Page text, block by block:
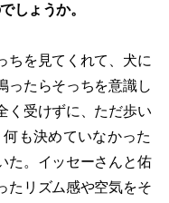
しょうか。
ちを見てくれて、犬に
ったらそっちを意識し
く受けずに、ただ歩い
も決めていなかった
た。イッセーさんと佑
たリズム感や空気をそ